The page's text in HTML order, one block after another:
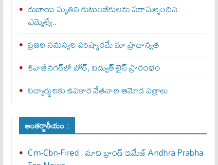
దుబాయి మృతిని కుటుంబీకులను పరామర్శించిన
ఎమ్మెల్యే..
ప్రజల సమస్యల పరిష్కారమే మా ప్రాధాన్యత
శివాజీనగర్‌లో బోర్, విద్యుత్ లైన్ ప్రారంభం
విద్యార్థులకు ఉపకార వేతనాల ఆమోద పత్రాలు
అంతర్జాతీయం :
Cm-Cbn-Fired : మాది బ్రాండ్ ఇమేజ్ Andhra Prabha